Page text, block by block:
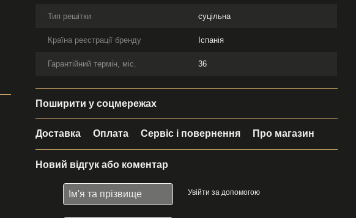
Тип решітки суцільна
Країна реєстрації бренду Іспанія
Гарантійний термін, міс. 36
Поширити у соцмережах
Доставка Оплата Сервіс і повернення Про магазин
Новий відгук або коментар
Увійти за допомогою